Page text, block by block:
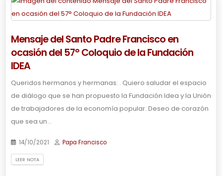
Mensaje del Santo Padre Francisco en
ocasión del 57° Coloquio de la Fundación
IDEA
Queridos hermanos y hermanas: . Quiero saludar el espacio
de diálogo que se han propuesto la Fundación Idea y la Unión
de trabajadores de la economía popular. Deseo de corazón
que sea un…
14/10/2021 Papa Francisco
LEER NOTA